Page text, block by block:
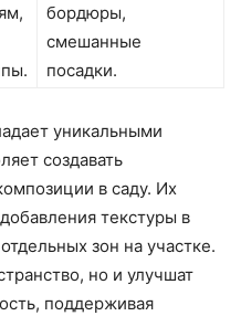
бордюры,
смешанные
посадки.
уникальными
создавать
в саду. Их
текстуры в
зон на участке.
но и улучшат
поддерживая